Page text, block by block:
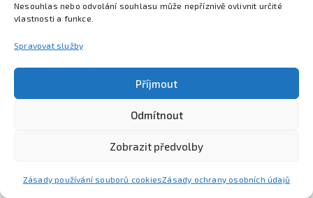
Nesouhlas nebo odvolání souhlasu může nepříznivě ovlivnit určité
vlastnosti a funkce.
Spravovat služby
Příjmout
Odmítnout
Zobrazit předvolby
Zásady používání souborů cookiesZásady ochrany osobních údajů
Volná místa Pro studenty